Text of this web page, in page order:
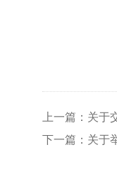
上一篇：关于
下一篇：关于